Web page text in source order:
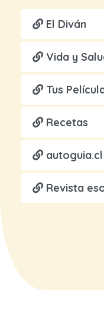
El Diván
Vida y
Tus
Recetas
autoguia.cl
Revista